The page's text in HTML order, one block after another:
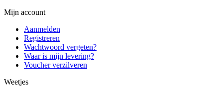
Mijn account
Aanmelden
Registreren
Wachtwoord vergeten?
Waar is mijn levering?
Voucher verzilveren
Weetjes